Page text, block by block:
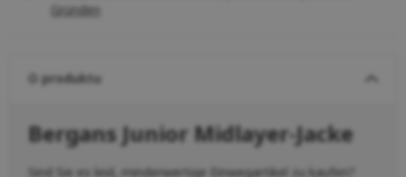
Gründen
O produktu
Bergans Junior Midlayer-Jacke
Sind Sie es leid, minderwertige Einwegartikel zu kaufen?